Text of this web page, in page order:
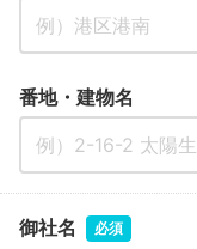
番地・建物名
御社名 必須